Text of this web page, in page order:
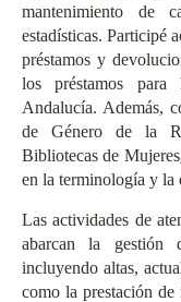
mantenimiento de
estadísticas. Participé
préstamos y
los préstamos
Andalucía. Además,
de Género de la
Bibliotecas de Mujeres
en la terminología y la
Las actividades de
abarcan la gestión
incluyendo altas,
como la prestación de